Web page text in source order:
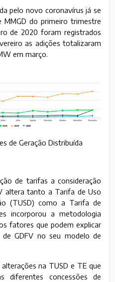
pelo novo coronavírus já se
MMGD do primeiro trimestre
de 2020 foram registrados
as adições totalizaram
em março.
de Geração Distribuída
de tarifas a consideração
altera tanto a Tarifa de Uso
(TUSD) como a Tarifa de
incorporou a metodologia
fatores que podem explicar
GDFV no seu modelo de
na TUSD e TE que
diferentes concessões de